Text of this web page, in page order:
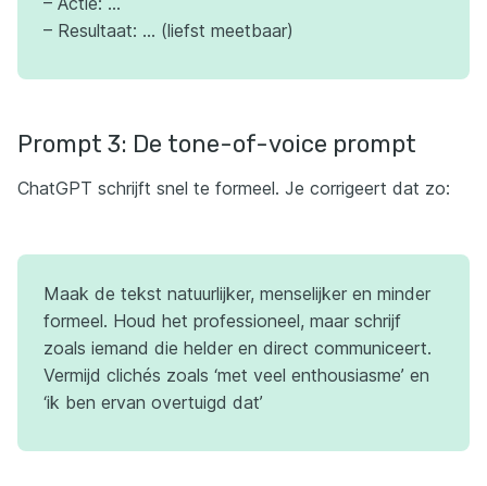
– Resultaat: … (liefst meetbaar)
Prompt 3: De tone-of-voice prompt
ChatGPT schrijft snel te formeel. Je corrigeert dat zo:
Maak de tekst natuurlijker, menselijker en minder
formeel. Houd het professioneel, maar schrijf
zoals iemand die helder en direct communiceert.
Vermijd clichés zoals ‘met veel enthousiasme’ en
‘ik ben ervan overtuigd dat’